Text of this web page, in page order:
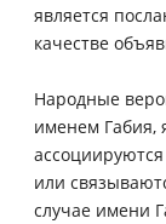
является
качестве
Народные
именем Габия,
или
случае имени